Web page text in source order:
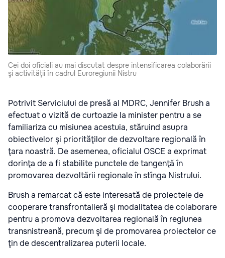
Cei doi oficiali au mai discutat despre intensificarea colaborării
şi activităţii în cadrul Euroregiunii Nistru
Potrivit Serviciului de presă al MDRC, Jennifer Brush a
efectuat o vizită de curtoazie la minister pentru a se
familiariza cu misiunea acestuia, stăruind asupra
obiectivelor şi priorităţilor de dezvoltare regională în
ţara noastră. De asemenea, oficialul OSCE a exprimat
dorinţa de a fi stabilite punctele de tangenţă în
promovarea dezvoltării regionale în stînga Nistrului.
Brush a remarcat că este interesată de proiectele de
cooperare transfrontalieră şi modalitatea de colaborare
pentru a promova dezvoltarea regională în regiunea
transnistreană, precum şi de promovarea proiectelor ce
ţin de descentralizarea puterii locale.